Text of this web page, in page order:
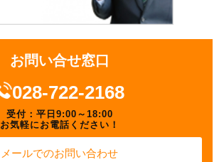
お問い合せ窓口
028-722-2168
受付：平日9:00～18:00
お気軽にお電話ください！
メールでのお問い合わせ